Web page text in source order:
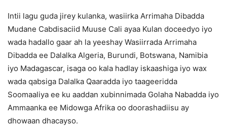
Intii lagu guda jirey kulanka, wasiirka Arrimaha Dibadda
Mudane Cabdisaciid Muuse Cali ayaa Kulan doceedyo iyo
wada hadallo gaar ah la yeeshay Wasiirrada Arrimaha
Dibadda ee Dalalka Algeria, Burundi, Botswana, Namibia
iyo Madagascar, isaga oo kala hadlay iskaashiga iyo wax
wada qabsiga Dalalka Qaaradda iyo taageeridda
Soomaaliya ee ku aaddan xubinnimada Golaha Nabadda iyo
Ammaanka ee Midowga Afrika oo doorashadiisu ay
dhowaan dhacayso.